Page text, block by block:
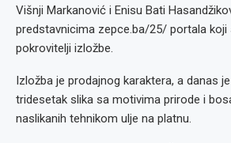
Višnji Markanović i Enisu Bati
predstavnicima zepce.ba/25/ portala koji
pokrovitelji izložbe.
Izložba je prodajnog karaktera, a danas
tridesetak slika sa motivima prirode i
naslikanih tehnikom ulje na platnu.